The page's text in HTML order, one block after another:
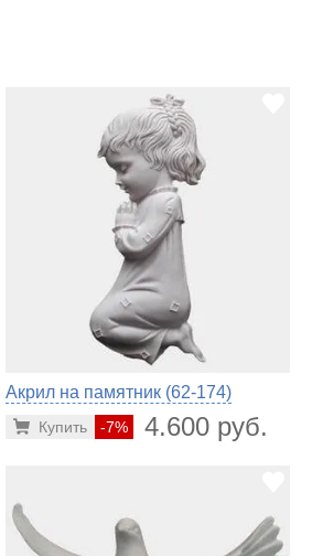
Акрил на памятник (62-174)
-7% 4.600 руб.
Купить